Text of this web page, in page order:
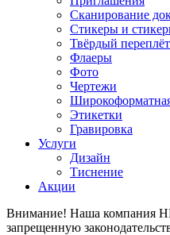
Сканирование
Стикеры и
Твёрдый переплёт
Флаеры
Фото
Чертежи
Этикетки
Гравировка
Услуги
Дизайн
Тиснение
Акции
Внимание! Наша компания
запрещенную